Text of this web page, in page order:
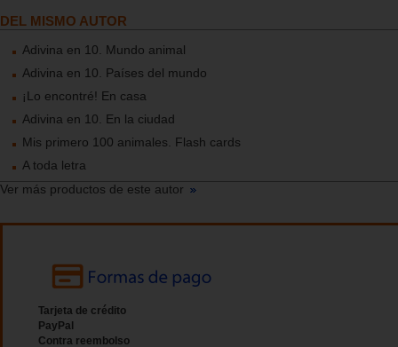
DEL MISMO AUTOR
Adivina en 10. Mundo animal
Adivina en 10. Países del mundo
¡Lo encontré! En casa
Adivina en 10. En la ciudad
Mis primero 100 animales. Flash cards
A toda letra
Ver más productos de este autor
Tarjeta de crédito
PayPal
Contra reembolso